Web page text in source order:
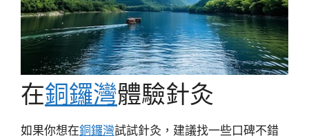
在銅鑼灣體驗針灸
如果你想在銅鑼灣試試針灸，建議找一些口碑不錯